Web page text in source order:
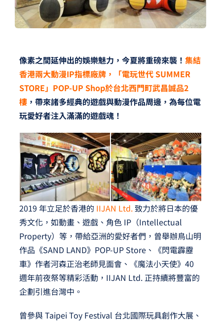
像素之間延伸出的娛樂魅力，今夏將重磅來襲！ 集結
香港兩大動漫IP指標廠牌，「電玩世代 SUMMER
STORE」POP-UP Shop於台北西門町武昌誠品2
樓，帶來諸多經典的遊戲與動漫作品周邊，為每位電
玩愛好者注入滿滿的遊戲魂！
2019 年立足於香港的 IIJAN Ltd.致力於將日本的優
秀文化，如動畫、遊戲、角色 IP（Intellectual
Property）等，帶給亞洲的愛好者們，曾舉辦鳥山明
作品《SAND LAND》POP-UP Store、《閃電霹靂
車》作者河森正治老師見面會、《魔法小天使》40
週年前夜祭等精彩活動，IIJAN Ltd. 正持續將豐富的
企劃引進台灣中。
曾參與 Taipei Toy Festival 台北國際玩具創作大展、